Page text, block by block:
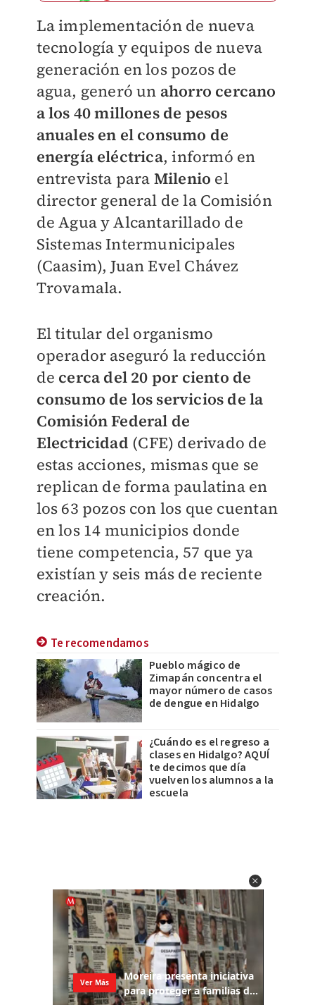
La implementación de nueva
tecnología y equipos de nueva
generación en los pozos de
agua, generó un ahorro cercano
a los 40 millones de pesos
anuales en el consumo de
energía eléctrica, informó en
entrevista para Milenio el
director general de la Comisión
de Agua y Alcantarillado de
Sistemas Intermunicipales
(Caasim), Juan Evel Chávez
Trovamala.
El titular del organismo
operador aseguró la reducción
de cerca del 20 por ciento de
consumo de los servicios de la
Comisión Federal de
Electricidad (CFE) derivado de
estas acciones, mismas que se
replican de forma paulatina en
los 63 pozos con los que cuentan
en los 14 municipios donde
tiene competencia, 57 que ya
existían y seis más de reciente
creación.
Te recomendamos
Pueblo mágico de
Zimapán concentra el
mayor número de casos
de dengue en Hidalgo
¿Cuándo es el regreso a
clases en Hidalgo? AQUÍ
te decimos que día
vuelven los alumnos a la
escuela